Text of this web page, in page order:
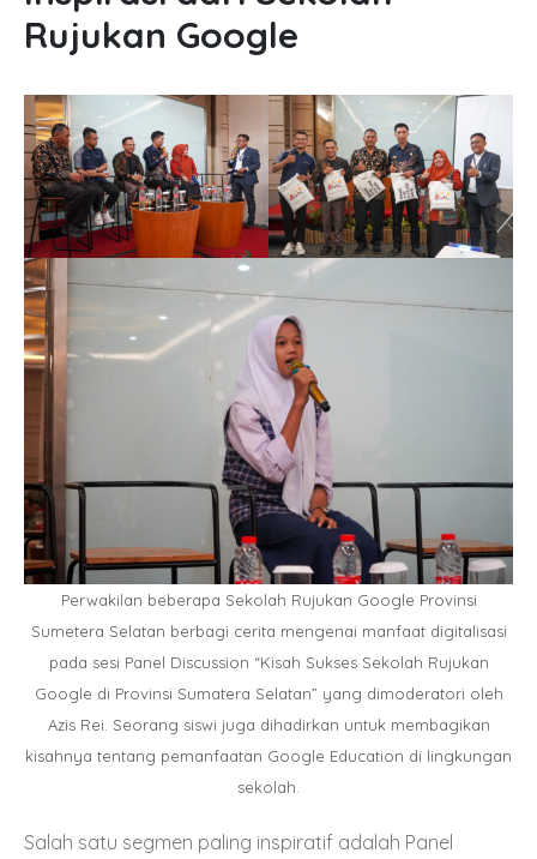
Rujukan Google
Perwakilan beberapa Sekolah Rujukan Google Provinsi
Sumetera Selatan berbagi cerita mengenai manfaat digitalisasi
pada sesi Panel Discussion “Kisah Sukses Sekolah Rujukan
Google di Provinsi Sumatera Selatan” yang dimoderatori oleh
Azis Rei. Seorang siswi juga dihadirkan untuk membagikan
kisahnya tentang pemanfaatan Google Education di lingkungan
sekolah.
Salah satu segmen paling inspiratif adalah Panel